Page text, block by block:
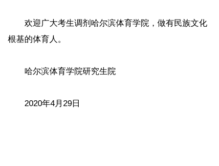
欢迎广大考生调剂哈尔滨体育学院，做有民族文化
根基的体育人。
哈尔滨体育学院研究生院
2020年4月29日